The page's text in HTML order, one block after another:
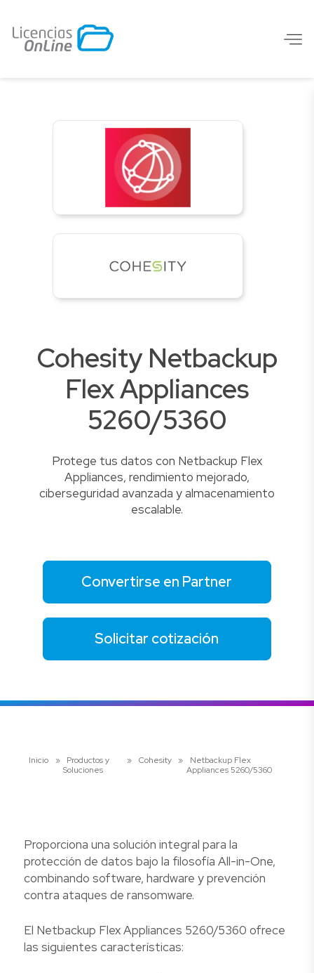
Cohesity Netbackup
Flex Appliances
5260/5360
Protege tus datos con Netbackup Flex
Appliances, rendimiento mejorado,
ciberseguridad avanzada y almacenamiento
escalable.
Convertirse en Partner
Solicitar cotización
Inicio »
Productos y
Soluciones
» Cohesity »
Netbackup Flex
Appliances 5260/5360
Proporciona una solución integral para la
protección de datos bajo la filosofía All-in-One,
combinando software, hardware y prevención
contra ataques de ransomware.
El Netbackup Flex Appliances 5260/5360 ofrece
las siguientes características: